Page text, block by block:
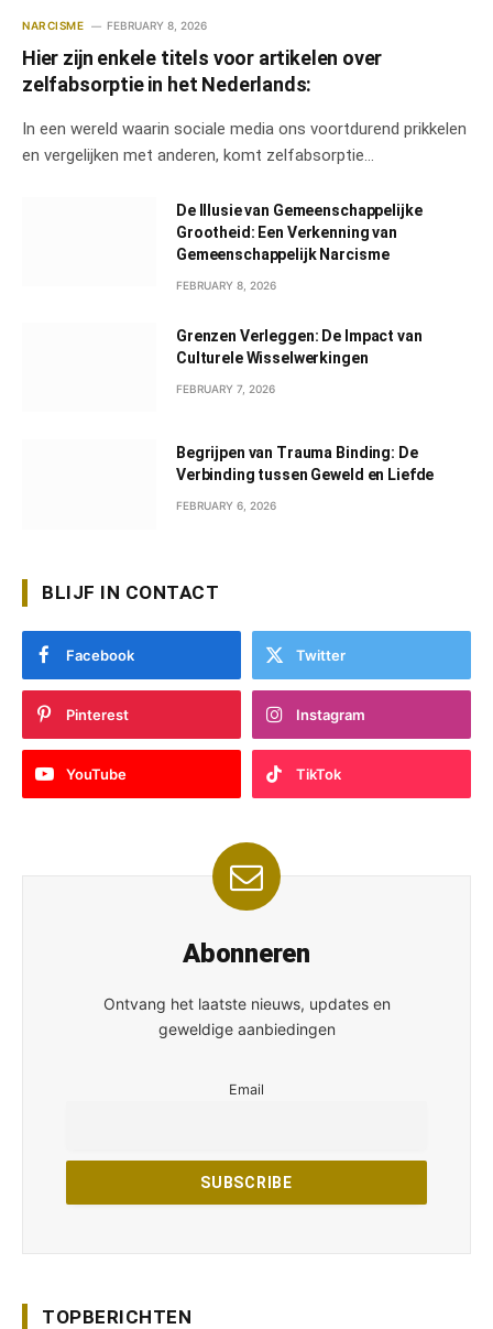
NARCISME FEBRUARY 8, 2026
Hier zijn enkele titels voor artikelen over
zelfabsorptie in het Nederlands:
In een wereld waarin sociale media ons voortdurend prikkelen
en vergelijken met anderen, komt zelfabsorptie…
De Illusie van Gemeenschappelijke
Grootheid: Een Verkenning van
Gemeenschappelijk Narcisme
FEBRUARY 8, 2026
Grenzen Verleggen: De Impact van
Culturele Wisselwerkingen
FEBRUARY 7, 2026
Begrijpen van Trauma Binding: De
Verbinding tussen Geweld en Liefde
FEBRUARY 6, 2026
BLIJF IN CONTACT
Facebook Twitter
Pinterest Instagram
YouTube TikTok
Abonneren
Ontvang het laatste nieuws, updates en
geweldige aanbiedingen
Email
TOPBERICHTEN